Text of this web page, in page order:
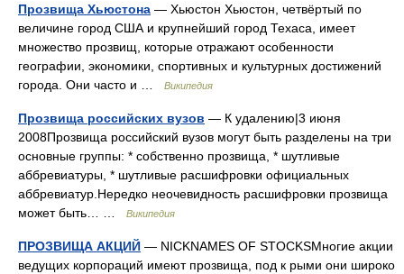
Прозвища Хьюстона — Хьюстон Хьюстон, четвёртый по
величине город США и крупнейший город Техаса, имеет
множество прозвищ, которые отражают особенности
географии, экономики, спортивных и культурных достижений
города. Они часто и …
Википедия
Прозвища российских вузов — К удалению|3 июня
2008Прозвища российский вузов могут быть разделены на три
основные группы: * собственно прозвища, * шутливые
аббревиатуры, * шутливые расшифровки официальных
аббревиатур.Нередко неочевидность расшифровки прозвища
может быть… …
Википедия
ПРОЗВИЩА АКЦИЙ — NICKNAMES OF STOCKSМногие акции
ведущих корпораций имеют прозвища, под к рыми они широко